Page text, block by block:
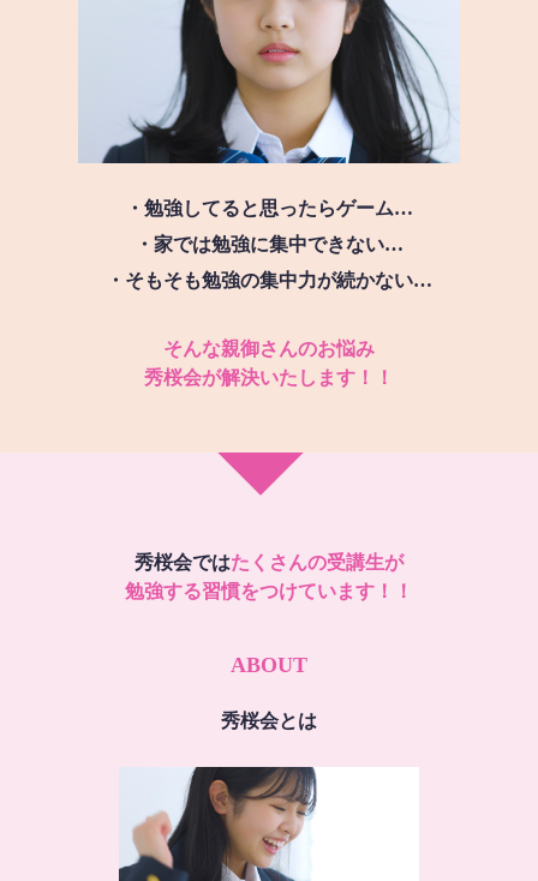
・勉強してると思ったらゲーム…
・家では勉強に集中できない…
・そもそも勉強の集中力が続かない…
そんな親御さんのお悩み
秀桜会が解決いたします！！
秀桜会ではたくさんの受講生が
勉強する習慣をつけています！！
ABOUT
秀桜会とは